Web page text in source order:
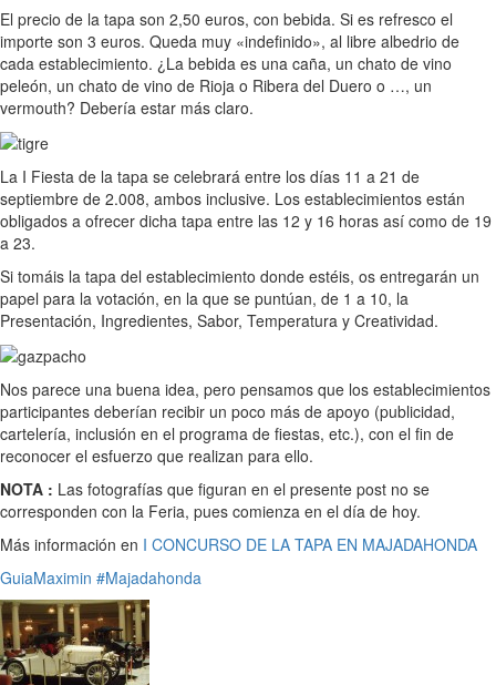
El precio de la tapa son 2,50 euros, con bebida. Si es refresco el
importe son 3 euros. Queda muy «indefinido», al libre albedrio de
cada establecimiento. ¿La bebida es una caña, un chato de vino
peleón, un chato de vino de Rioja o Ribera del Duero o …, un
vermouth? Debería estar más claro.
La I Fiesta de la tapa se celebrará entre los días 11 a 21 de
septiembre de 2.008, ambos inclusive. Los establecimientos están
obligados a ofrecer dicha tapa entre las 12 y 16 horas así como de 19
a 23.
Si tomáis la tapa del establecimiento donde estéis, os entregarán un
papel para la votación, en la que se puntúan, de 1 a 10, la
Presentación, Ingredientes, Sabor, Temperatura y Creatividad.
Nos parece una buena idea, pero pensamos que los establecimientos
participantes deberían recibir un poco más de apoyo (publicidad,
cartelería, inclusión en el programa de fiestas, etc.), con el fin de
reconocer el esfuerzo que realizan para ello.
NOTA : Las fotografías que figuran en el presente post no se
corresponden con la Feria, pues comienza en el día de hoy.
Más información en I CONCURSO DE LA TAPA EN MAJADAHONDA
GuiaMaximin #Majadahonda